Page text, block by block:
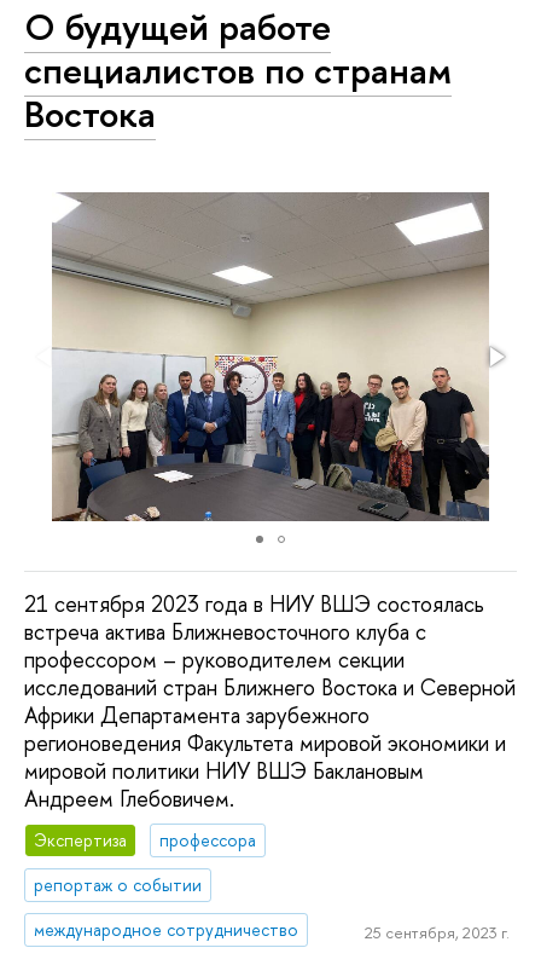
О будущей работе
специалистов по странам
Востока
21 сентября 2023 года в НИУ ВШЭ состоялась
встреча актива Ближневосточного клуба с
профессором – руководителем секции
исследований стран Ближнего Востока и Северной
Африки Департамента зарубежного
регионоведения Факультета мировой экономики и
мировой политики НИУ ВШЭ Баклановым
Андреем Глебовичем.
Экспертиза
профессора
репортаж о событии
международное сотрудничество
25 сентября, 2023 г.